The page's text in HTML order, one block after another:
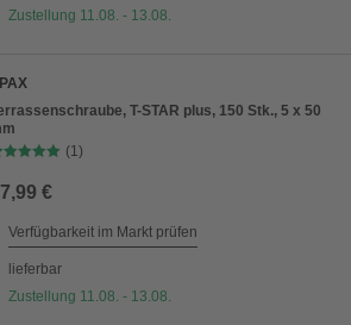
Zustellung 11.08. - 13.08.
T-STAR plus, 150 Stk., 5 x 50
(1)
€
Verfügbarkeit im Markt prüfen
lieferbar
Zustellung 11.08. - 13.08.